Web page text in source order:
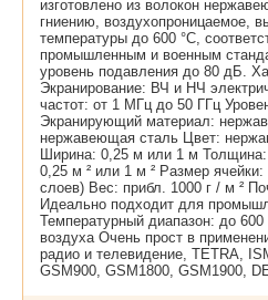
изготовлено из волокон
гниению, воздухопроницаемое,
температуры до 600 °С,
промышленным и военным
уровень подавления до 80 дБ.
Экранирование: ВЧ и НЧ
частот: от 1 МГц до 50 ГГц
Экранирующий материал:
нержавеющая сталь Цвет:
Ширина: 0,25 м или 1 м
0,25 м ² или 1 м ² Размер
слоев) Вес: прибл. 1000 г / м ²
Идеально подходит для
Температурный диапазон: до
воздуха Очень прост в
радио и телевидение, TETRA,
GSM900, GSM1800, GSM1900,